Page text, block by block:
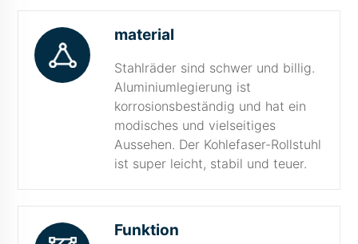
material
Stahlräder sind schwer und billig.
Aluminiumlegierung ist
korrosionsbeständig und hat ein
modisches und vielseitiges
Aussehen. Der Kohlefaser-Rollstuhl
ist super leicht, stabil und teuer.
Funktion